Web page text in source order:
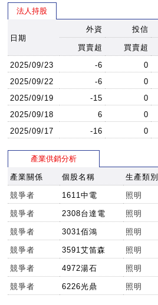
法人持股
日期
外資 投信
買賣超 買賣超
2025/09/23
-6 0
2025/09/22
-6 0
2025/09/19
-15 0
2025/09/18
6 0
2025/09/17
-16 0
產業供銷分析
產業關係 個股名稱 生產類別
競爭者 1611中電 照明
競爭者 2308台達電 照明
競爭者 3031佰鴻 照明
競爭者 3591艾笛森 照明
競爭者 4972湯石 照明
競爭者 6226光鼎 照明